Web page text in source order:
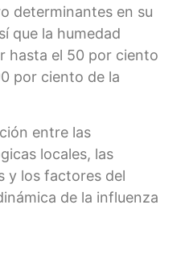
determinantes en su
que la humedad
hasta el 50 por ciento
por ciento de la
entre las
locales, las
y los factores del
de la influenza